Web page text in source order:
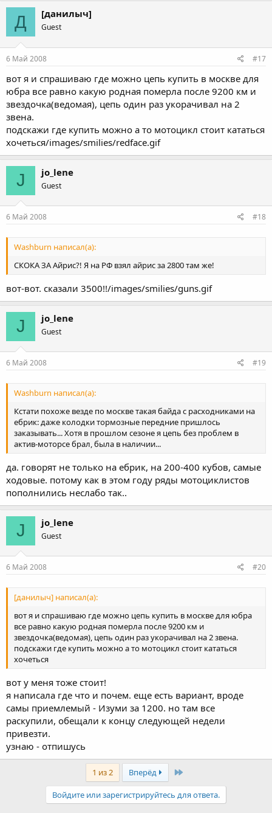
Д [данилыч]
Guest
6 Май 2008 #17
вот я и спрашиваю где можно цепь купить в москве для
юбра все равно какую родная померла после 9200 км и
звездочка(ведомая), цепь один раз укорачивал на 2
звена.
подскажи где купить можно а то мотоцикл стоит кататься
хочеться/images/smilies/redface.gif
J jo_lene
Guest
6 Май 2008 #18
Washburn написал(а):
СКОКА ЗА Айрис?! Я на РФ взял айрис за 2800 там же!
вот-вот. сказали 3500!!/images/smilies/guns.gif
J jo_lene
Guest
6 Май 2008 #19
Washburn написал(а):
Кстати похоже везде по москве такая байда с расходниками на
ебрик: даже колодки тормозные передние пришлось
заказывать... Хотя в прошлом сезоне я цепь без проблем в
актив-моторсе брал, была в наличии...
да. говорят не только на ебрик, на 200-400 кубов, самые
ходовые. потому как в этом году ряды мотоциклистов
пополнились неслабо так..
J jo_lene
Guest
6 Май 2008 #20
[данилыч] написал(а):
вот я и спрашиваю где можно цепь купить в москве для юбра
все равно какую родная померла после 9200 км и
звездочка(ведомая), цепь один раз укорачивал на 2 звена.
подскажи где купить можно а то мотоцикл стоит кататься
хочеться
вот у меня тоже стоит!
я написала где что и почем. еще есть вариант, вроде
самы приемлемый - Изуми за 1200. но там все
раскупили, обещали к концу следующей недели
привезти.
узнаю - отпишусь
1 из 2 Вперёд Last
Войдите или зарегистрируйтесь для ответа.